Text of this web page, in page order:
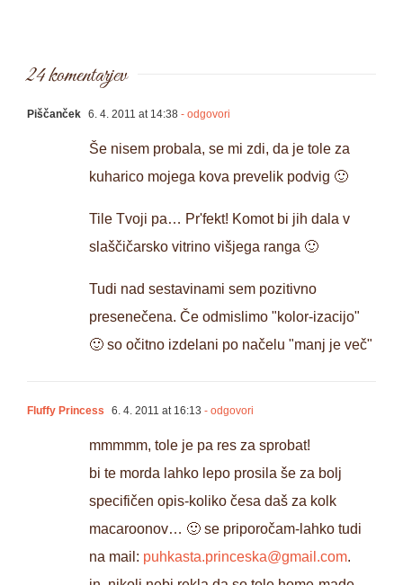
24 komentarjev
Piščanček 6. 4. 2011 at 14:38 - odgovori
Še nisem probala, se mi zdi, da je tole za
kuharico mojega kova prevelik podvig 🙂
Tile Tvoji pa… Pr'fekt! Komot bi jih dala v
slaščičarsko vitrino višjega ranga 🙂
Tudi nad sestavinami sem pozitivno
presenečena. Če odmislimo "kolor-izacijo"
🙂 so očitno izdelani po načelu "manj je več"
Fluffy Princess 6. 4. 2011 at 16:13 - odgovori
mmmmm, tole je pa res za sprobat!
bi te morda lahko lepo prosila še za bolj
specifičen opis-koliko česa daš za kolk
macaroonov… 🙂 se priporočam-lahko tudi
na mail: puhkasta.princeska@gmail.com.